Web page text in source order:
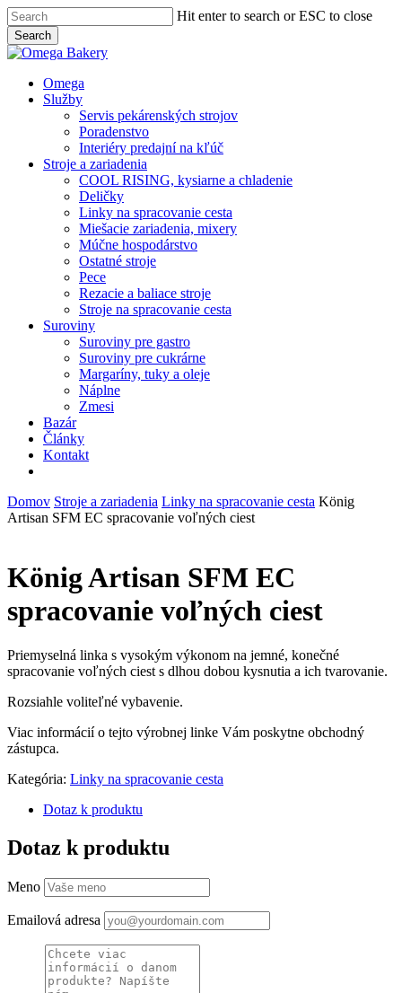
Skip
to
main
content
Hit enter to search or ESC to close
Search
Close
Menu
Omega
Služby
Servis pekárenských strojov
Poradenstvo
Interiéry predajní na kľúč
Stroje a zariadenia
COOL RISING, kysiarne a chladenie
Deličky
Linky na spracovanie cesta
Miešacie zariadenia, mixery
Múčne hospodárstvo
Ostatné stroje
Pece
Rezacie a baliace stroje
Stroje na spracovanie cesta
Suroviny
Suroviny pre gastro
Suroviny pre cukrárne
Margaríny, tuky a oleje
Náplne
Zmesi
Bazár
Články
Kontakt
Domov Stroje a zariadenia Linky na spracovanie cesta König
Artisan SFM EC spracovanie voľných ciest
König Artisan SFM EC
spracovanie voľných ciest
Priemyselná linka s vysokým výkonom na jemné, konečné
spracovanie voľných ciest s dlhou dobou kysnutia a ich tvarovanie.
Rozsiahle voliteľné vybavenie.
Viac informácií o tejto výrobnej linke Vám poskytne obchodný
zástupca.
Kategória: Linky na spracovanie cesta
Dotaz k produktu
Dotaz k produktu
Meno
Emailová adresa